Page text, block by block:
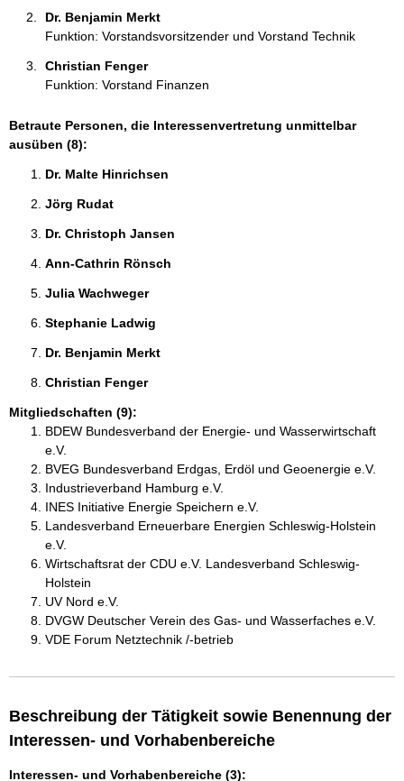
Dr. Benjamin Merkt
Funktion: Vorstandsvorsitzender und Vorstand Technik
Christian Fenger
Funktion: Vorstand Finanzen
Betraute Personen, die Interessenvertretung unmittelbar
ausüben (8):
Dr. Malte Hinrichsen
Jörg Rudat
Dr. Christoph Jansen
Ann-Cathrin Rönsch
Julia Wachweger
Stephanie Ladwig
Dr. Benjamin Merkt
Christian Fenger
Mitgliedschaften (9):
BDEW Bundesverband der Energie- und Wasserwirtschaft
e.V.
BVEG Bundesverband Erdgas, Erdöl und Geoenergie e.V.
Industrieverband Hamburg e.V.
INES Initiative Energie Speichern e.V.
Landesverband Erneuerbare Energien Schleswig-Holstein
e.V.
Wirtschaftsrat der CDU e.V. Landesverband Schleswig-
Holstein
UV Nord e.V.
DVGW Deutscher Verein des Gas- und Wasserfaches e.V.
VDE Forum Netztechnik /-betrieb
Beschreibung der Tätigkeit sowie Benennung der
Interessen- und Vorhabenbereiche
Interessen- und Vorhabenbereiche (3):